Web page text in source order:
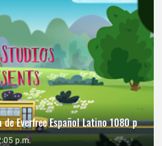
Everfree Español Latino 1080 p
p.m.